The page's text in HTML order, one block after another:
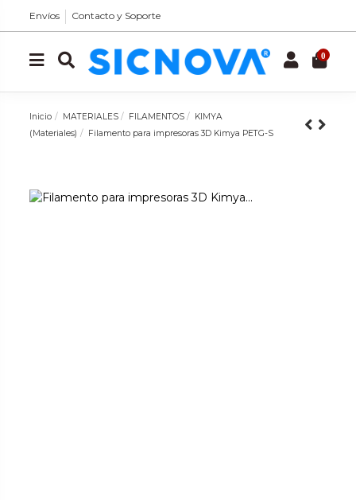
Envíos Contacto y Soporte
0
Inicio MATERIALES FILAMENTOS
KIMYA
(Materiales)
Filamento para impresoras 3D Kimya PETG-S